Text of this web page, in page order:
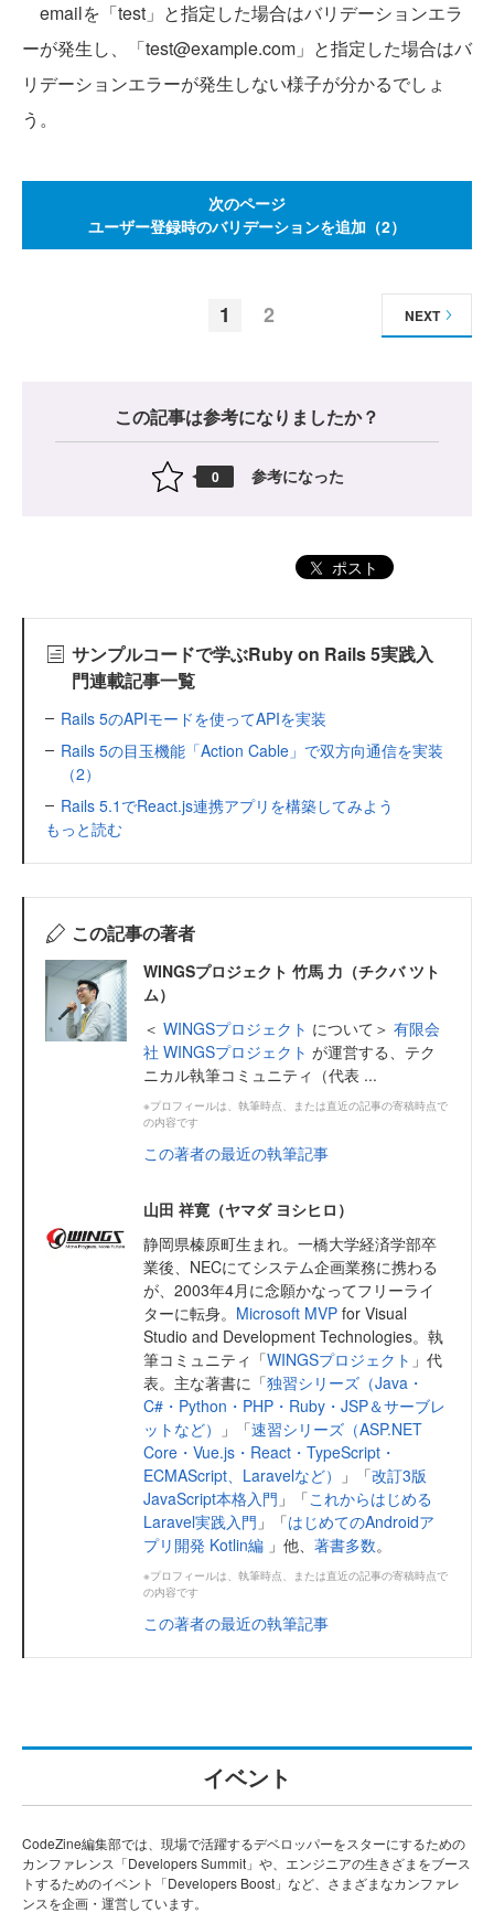
emailを「test」と指定した場合はバリデーションエラ
ーが発生し、「test@example.com」と指定した場合はバ
リデーションエラーが発生しない様子が分かるでしょ
う。
次のページ
ユーザー登録時のバリデーションを追加（2）
1 2 NEXT
この記事は参考になりましたか？
0 参考になった
ポスト
サンプルコードで学ぶRuby on Rails 5実践入
門連載記事一覧
Rails 5のAPIモードを使ってAPIを実装
Rails 5の目玉機能「Action Cable」で双方向通信を実装
（2）
Rails 5.1でReact.js連携アプリを構築してみよう
もっと読む
この記事の著者
WINGSプロジェクト 竹馬 力（チクバ ツト
ム）
＜ WINGSプロジェクト について＞ 有限会
社 WINGSプロジェクト が運営する、テク
ニカル執筆コミュニティ（代表 ...
※プロフィールは、執筆時点、または直近の記事の寄稿時点で
の内容です
この著者の最近の執筆記事
山田 祥寛（ヤマダ ヨシヒロ）
静岡県榛原町生まれ。一橋大学経済学部卒
業後、NECにてシステム企画業務に携わる
が、2003年4月に念願かなってフリーライ
ターに転身。 Microsoft MVP for Visual
Studio and Development Technologies。執
筆コミュニティ「WINGSプロジェクト 」代
表。主な著書に「独習シリーズ（Java・
C#・Python・PHP・Ruby・JSP＆サーブレ
ットなど）
」「速習シリーズ（ASP.NET
Core・Vue.js・React・TypeScript・
ECMAScript、Laravelなど）
」「改訂3版
JavaScript本格入門 」「これからはじめる
Laravel実践入門 」「はじめてのAndroidア
プリ開発 Kotlin編 」他、 著書多数。
※プロフィールは、執筆時点、または直近の記事の寄稿時点で
の内容です
この著者の最近の執筆記事
イベント
CodeZine編集部では、現場で活躍するデベロッパーをスターにするための
カンファレンス「Developers Summit」や、エンジニアの生きざまをブース
トするためのイベント「Developers Boost」など、さまざまなカンファレ
ンスを企画・運営しています。